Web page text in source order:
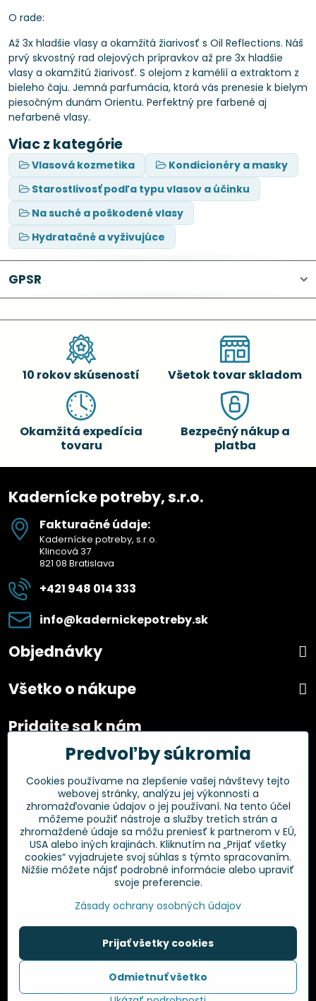
O rade:
Až 3x hladšie vlasy a okamžitá žiarivosť s Oil Reflections. Náš
prvý skvostný rad olejových prípravkov až pre 3x hladšie
vlasy a okamžitú žiarivosť. S olejom z kamélií a extraktom z
bieleho čaju. Jemná parfumácia, ktorá vás prenesie k bielym
piesočným dunám Orientu. Perfektný pre farbené aj
nefarbené vlasy.
Viac z kategórie
Vlasová kozmetika
Kondicionéry a masky
Starostlivosť podľa typu vlasov a účinku
Na suché a poškodené vlasy
Hydratačné a vyživujúce
GPSR
10 rokov skúseností Všetok tovar skladom
Okamžitá expedícia
tovaru
Bezpečný nákup a
platba
Kadernícke potreby, s.r.o.
Fakturačné údaje:
Kadernícke potreby, s.r.o.
Klincová 37
821 08 Bratislava
+421 948 014 333
info​@kadernickepotreby​.sk
Objednávky
Všetko o nákupe
Pridajte sa k nám
Facebook
Overené zákazníkmi
©2026Copyright
Predvoľby súkromiaZásady ochrany osobných údajov
Predvoľby súkromia
Cookies používame na zlepšenie vašej návštevy tejto
webovej stránky, analýzu jej výkonnosti a
zhromažďovanie údajov o jej používaní. Na tento účel
môžeme použiť nástroje a služby tretích strán a
zhromaždené údaje sa môžu preniesť k partnerom v EÚ,
USA alebo iných krajinách. Kliknutím na „Prijať všetky
cookies“ vyjadrujete svoj súhlas s týmto spracovaním.
Nižšie môžete nájsť podrobné informácie alebo upraviť
svoje preferencie.
Zásady ochrany osobných údajov
Prijať všetky cookies
Odmietnuť všetko